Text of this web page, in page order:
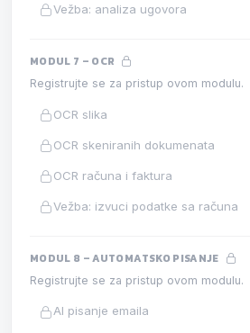
Vežba: analiza ugovora
MODUL 7 – OCR
Registrujte se za pristup ovom modulu.
OCR slika
OCR skeniranih dokumenata
OCR računa i faktura
Vežba: izvuci podatke sa računa
MODUL 8 – AUTOMATSKO PISANJE
Registrujte se za pristup ovom modulu.
AI pisanje emaila